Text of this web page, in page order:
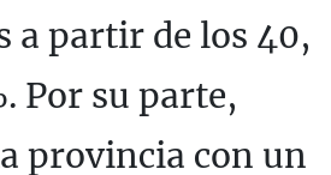
a partir de los 40,
Por su parte,
provincia con un